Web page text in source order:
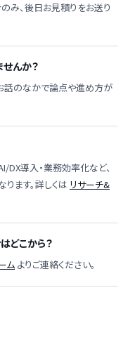
み、後日お見積りをお送り
んか？
話のなかで論点や進め方が
DX導入・業務効率化など、
ます。詳しくは リサーチ&
どこから？
ム よりご連絡ください。